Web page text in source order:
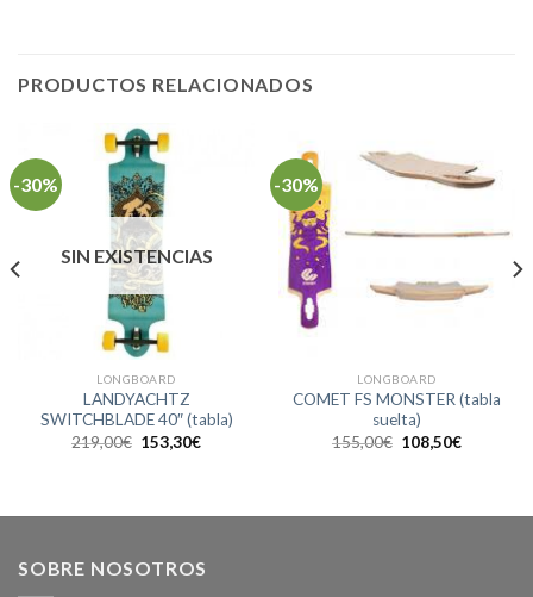
PRODUCTOS RELACIONADOS
-30%
SIN EXISTENCIAS
LONGBOARD
LANDYACHTZ
SWITCHBLADE 40″ (tabla)
219,00€ El
precio
153,30€El
-30%
LONGBOARD
COMET FS MONSTER (tabla
suelta)
155,00€ El
precio
108,50€El
SOBRE NOSOTROS